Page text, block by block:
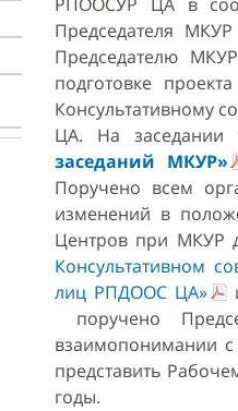
Председателя
Председателю
подготовке
Консультативному
ЦА. На
заседаний МКУР»
Поручено всем
изменений в
Центров при МКУР
Консультативном
лиц РПДООС ЦА»
поручено
взаимопонимании
представить
годы.